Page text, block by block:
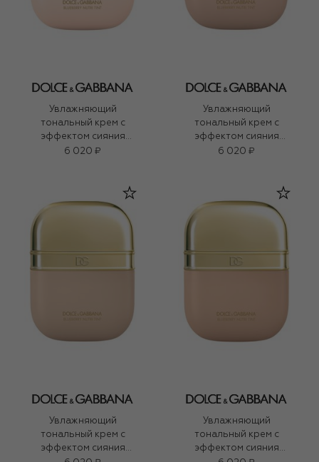
Увлажняющий
тональный крем с
эффектом сияния
Blueberry Nutri-Tint SPF
6 020 ₽
Увлажняющий
тональный крем с
эффектом сияния
Blueberry Nutri-Tint SPF
6 020 ₽
Увлажняющий
тональный крем с
эффектом сияния
Увлажняющий
тональный крем с
эффектом сияния